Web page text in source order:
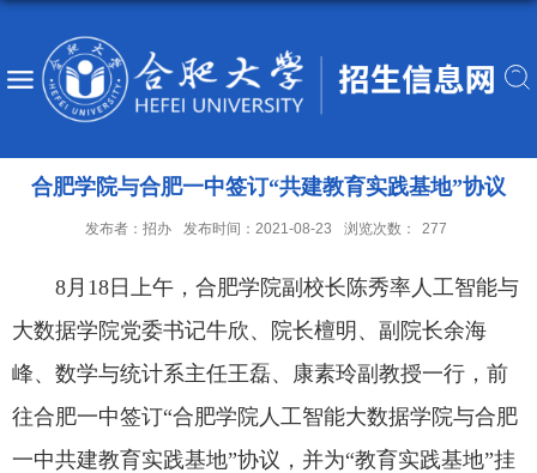
合肥学院与合肥一中签订“共建教育实践基地”协议
发布者：招办 发布时间：2021-08-23 浏览次数： 277
8月18日上午，合肥学院副校长陈秀率人工智能与
大数据学院党委书记牛欣、院长檀明、副院长余海
峰、数学与统计系主任王磊、康素玲副教授一行，前
往合肥一中签订“合肥学院人工智能大数据学院与合肥
一中共建教育实践基地”协议，并为“教育实践基地”挂